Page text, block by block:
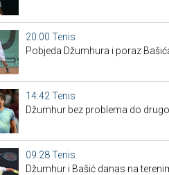
20:00 Tenis
Pobjeda Džumhura i poraz
14:42 Tenis
Džumhur bez problema do
09:28Tenis
Džumhur i Bašić danas na